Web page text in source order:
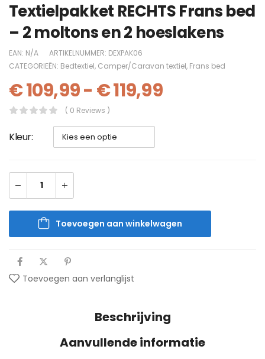
Textielpakket RECHTS Frans bed
– 2 moltons en 2 hoeslakens
EAN: N/A ARTIKELNUMMER: DEXPAK06
CATEGORIEËN: Bedtextiel, Camper/Caravan textiel, Frans bed
€109,99- €119,99
( 0 Reviews )
Kleur
Toevoegen aan winkelwagen
Toevoegen aan verlanglijst
Beschrijving
Aanvullende informatie